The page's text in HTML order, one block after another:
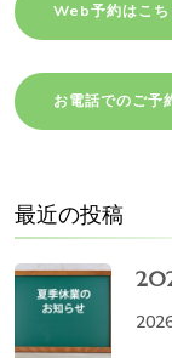
Web予約はこち
お電話でのご予
最近の投稿